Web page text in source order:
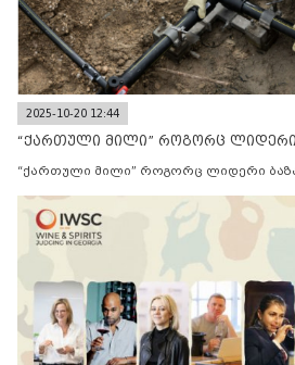
2025-10-20 12:44
“ქართული მილი” როგორც ლიდერი
“ქართული მილი” როგორც ლიდერი